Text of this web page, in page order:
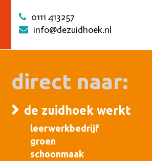
0111 413257
info@dezuidhoek.nl
direct naar:
de zuidhoek werkt
leerwerkbedrijf
groen
schoonmaak